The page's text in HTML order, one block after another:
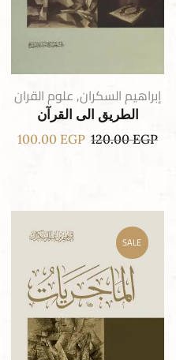
إبراهيم السكران,علوم القران
الطريق الى القرآن
120.00EGP
100.00 EGP
SALE